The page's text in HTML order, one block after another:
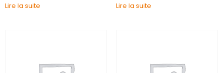
Lire la suite
Lire la suite